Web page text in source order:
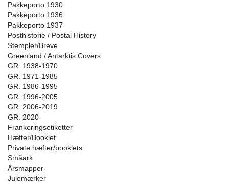
Pakkeporto 1930
Pakkeporto 1936
Pakkeporto 1937
Posthistorie / Postal History
Stempler/Breve
Greenland / Antarktis Covers
GR. 1938-1970
GR. 1971-1985
GR. 1986-1995
GR. 1996-2005
GR. 2006-2019
GR. 2020-
Frankeringsetiketter
Hæfter/Booklet
Private hæfter/booklets
Småark
Årsmapper
Julemærker